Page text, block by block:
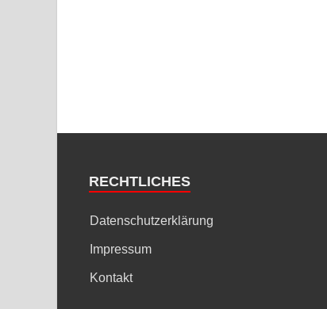
RECHTLICHES
Datenschutzerklärung
Impressum
Kontakt